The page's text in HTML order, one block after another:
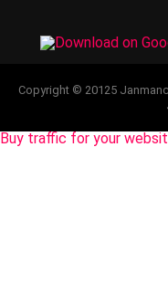
Copyright © 20125
Buy traffic for your